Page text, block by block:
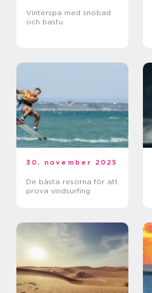
Vinterspa med snöbad
och bastu
30. november 2025
De bästa resorna för att
prova vindsurfing